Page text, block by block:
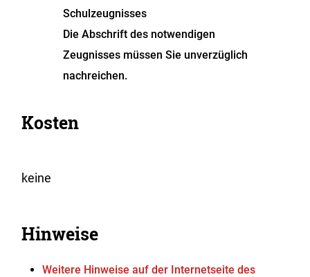
Schulzeugnisses
Die Abschrift des notwendigen
Zeugnisses müssen Sie unverzüglich
nachreichen.
Kosten
keine
Hinweise
Weitere Hinweise auf der Internetseite des